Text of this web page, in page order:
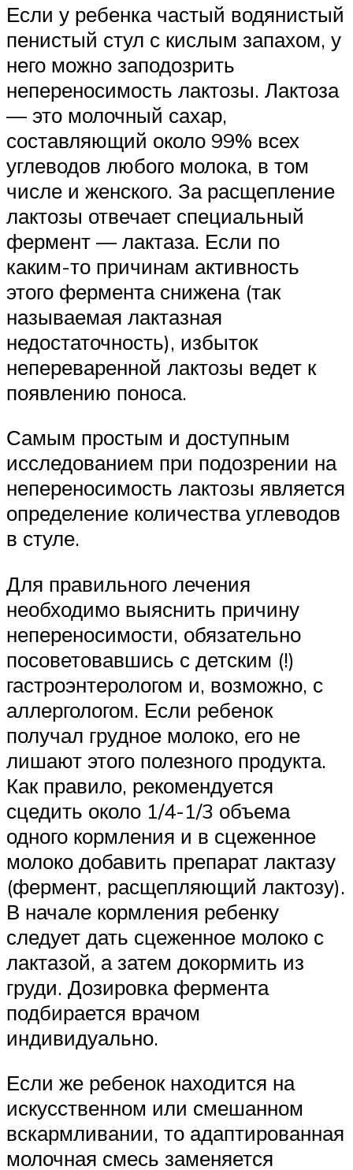
Если у ребенка частый водянистый
пенистый стул с кислым запахом, у
него можно заподозрить
непереносимость лактозы. Лактоза
— это молочный сахар,
составляющий около 99% всех
углеводов любого молока, в том
числе и женского. За расщепление
лактозы отвечает специальный
фермент — лактаза. Если по
каким-то причинам активность
этого фермента снижена (так
называемая лактазная
недостаточность), избыток
непереваренной лактозы ведет к
появлению поноса.
Самым простым и доступным
исследованием при подозрении на
непереносимость лактозы является
определение количества углеводов
в стуле.
Для правильного лечения
необходимо выяснить причину
непереносимости, обязательно
посоветовавшись с детским (!)
гастроэнтерологом и, возможно, с
аллергологом. Если ребенок
получал грудное молоко, его не
лишают этого полезного продукта.
Как правило, рекомендуется
сцедить около 1/4-1/3 объема
одного кормления и в сцеженное
молоко добавить препарат лактазу
(фермент, расщепляющий лактозу).
В начале кормления ребенку
следует дать сцеженное молоко с
лактазой, а затем докормить из
груди. Дозировка фермента
подбирается врачом
индивидуально.
Если же ребенок находится на
искусственном или смешанном
вскармливании, то адаптированная
молочная смесь заменяется